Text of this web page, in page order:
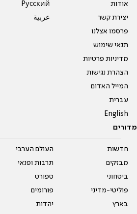
אודות
יצירת קשר
פרסמו אצלנו
תנאי שימוש
מדיניות פרטיות
הצהרת נגישות
המייל האדום
עברית
English
Pусский
عربية
מדורים
חדשות
מבזקים
ביטחוני
פוליטי-מדיני
בארץ
העולם הערבי
תרבות ופנאי
ספורט
פורומים
יהדות